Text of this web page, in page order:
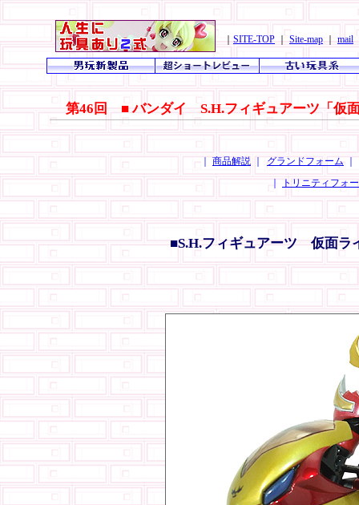
SITE-TOP Site-map mail
第46回 ■ バンダイ S.H.フィギュアーツ「仮
商品解説 グランドフォーム｜
｜トリニティフォ
■S.H.フィギュアーツ 仮面ラ